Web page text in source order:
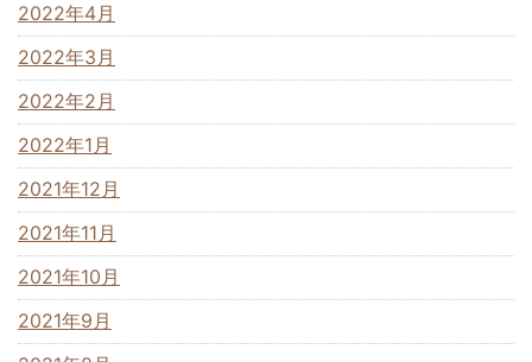
2022年4月
2022年3月
2022年2月
2022年1月
2021年12月
2021年11月
2021年10月
2021年9月